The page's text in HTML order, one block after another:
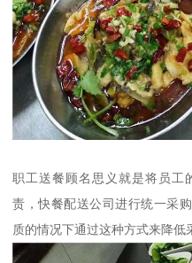
职工送餐顾名思义就是将员工
责，快餐配送公司进行统一采
质的情况下通过这种方式来降低